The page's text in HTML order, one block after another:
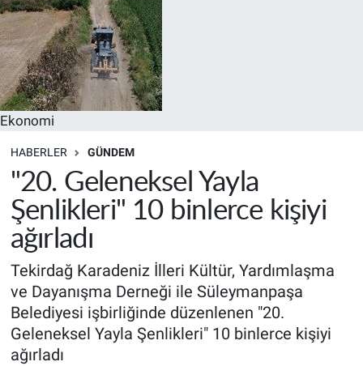
Ekonomi
HABERLER GÜNDEM
"20. Geleneksel Yayla
Şenlikleri" 10 binlerce kişiyi
ağırladı
Tekirdağ Karadeniz İlleri Kültür, Yardımlaşma
ve Dayanışma Derneği ile Süleymanpaşa
Belediyesi işbirliğinde düzenlenen "20.
Geleneksel Yayla Şenlikleri" 10 binlerce kişiyi
ağırladı